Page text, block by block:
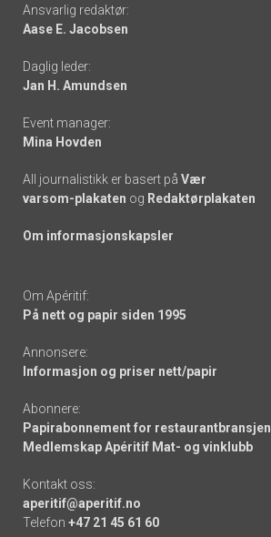
-
links
Ansvarlig redaktør:
Aase E. Jacobsen
Daglig leder:
Jan H. Amundsen
Event manager:
Mina Hovden
All journalistikk er basert på Vær
varsom-plakaten og Redaktørplakaten
Om informasjonskapsler
Om Apéritif:
På nett og papir siden 1995
Annonsere:
Informasjon og priser nett/papir
Abonnere:
Papirabonnement for restaurantbransjen
Medlemskap Apéritif Mat- og vinklubb
Kontakt oss:
aperitif@aperitif.no
Telefon +47 21 45 61 60